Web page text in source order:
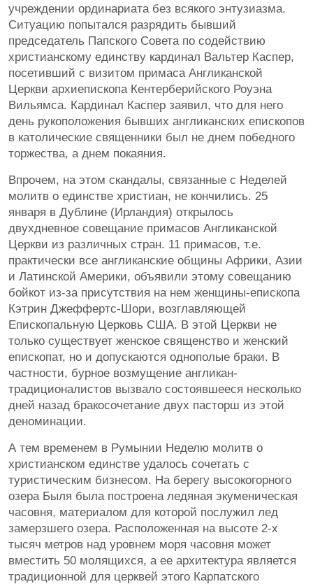
учреждении ординариата без всякого энтузиазма.
Ситуацию попытался разрядить бывший
председатель Папского Совета по содействию
христианскому единству кардинал Вальтер Каспер,
посетивший с визитом примаса Англиканской
Церкви архиепископа Кентерберийского Роуэна
Вильямса. Кардинал Каспер заявил, что для него
день рукоположения бывших англиканских епископов
в католические священники был не днем победного
торжества, а днем покаяния.
Впрочем, на этом скандалы, связанные с Неделей
молитв о единстве христиан, не кончились. 25
января в Дублине (Ирландия) открылось
двухдневное совещание примасов Англиканской
Церкви из различных стран. 11 примасов, т.е.
практически все англиканские общины Африки, Азии
и Латинской Америки, объявили этому совещанию
бойкот из-за присутствия на нем женщины-епископа
Кэтрин Джеффертс-Шори, возглавляющей
Епископальную Церковь США. В этой Церкви не
только существует женское священство и женский
епископат, но и допускаются однополые браки. В
частности, бурное возмущение англикан-
традиционалистов вызвало состоявшееся несколько
дней назад бракосочетание двух пасторш из этой
деноминации.
А тем временем в Румынии Неделю молитв о
христианском единстве удалось сочетать с
туристическим бизнесом. На берегу высокогорного
озера Быля была построена ледяная экуменическая
часовня, материалом для которой послужил лед
замерзшего озера. Расположенная на высоте 2-х
тысяч метров над уровнем моря часовня может
вместить 50 молящихся, а ее архитектура является
традиционной для церквей этого Карпатского